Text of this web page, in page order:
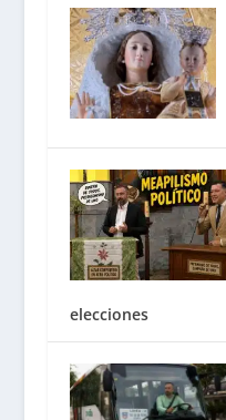
elecciones